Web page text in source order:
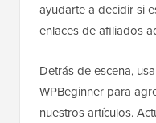
ayudarte a decidir si
enlaces de afiliados
Detrás de escena,
WPBeginner para
nuestros artículos.